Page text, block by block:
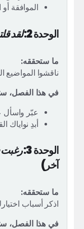
الموافقة
الوحدة 2: لقد
ما ستحققه:
ناقشوا المواضيع
في هذا الفصل،
عبّر
أبدِ نواياك
الوحدة 3: رغبت
آخر)
ما ستحققه:
اذكر أسباب
في هذا الفصل،